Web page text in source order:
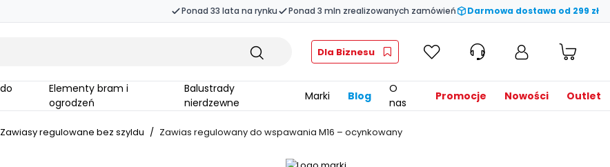
Ponad 33 lata na rynku Ponad 3 mln zrealizowanych zamówień Darmowa dostawa od 299 zł
Dla Biznesu
Elementy bram i
ogrodzeń
Balustrady
nierdzewne
Marki Blog
O
nas
Promocje Nowości Outlet
Zawiasy regulowane bez szyldu / Zawias regulowany do wspawania M16 – ocynkowany